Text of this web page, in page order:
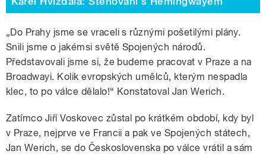
„Do Prahy jsme se vraceli s různými pošetilými plány.
Snili jsme o jakémsi světě Spojených národů.
Představovali jsme si, že budeme pracovat v Praze a na
Broadwayi. Kolik evropských umělců, kterým nespadla
klec, to po válce dělalo!“ Konstatoval Jan Werich.
Zatímco Jiří Voskovec zůstal po krátkém období, kdy byl
v Praze, nejprve ve Francii a pak ve Spojených státech,
Jan Werich, se do Československa po válce vrátil a sám